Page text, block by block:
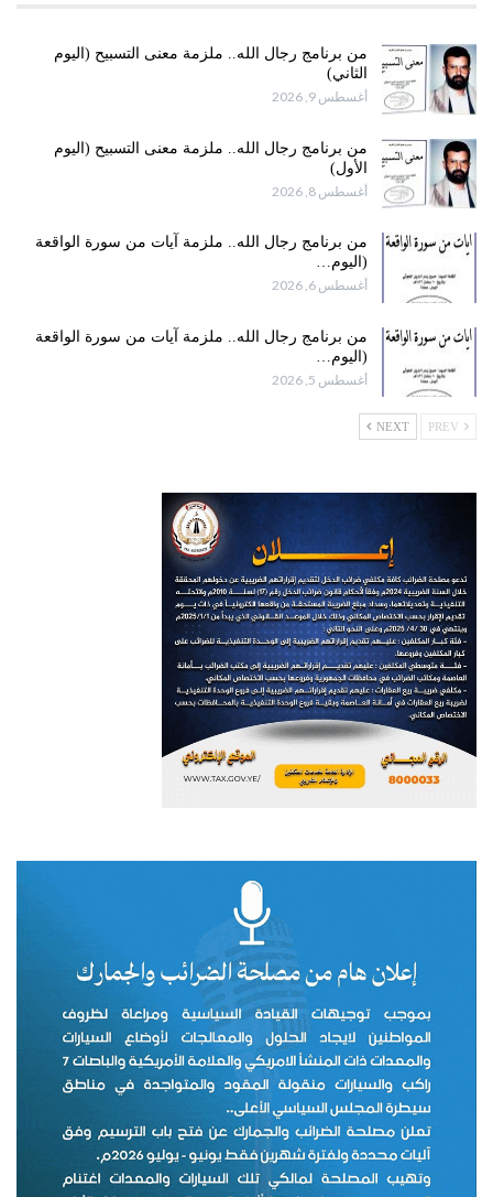
من برنامج رجال الله.. ملزمة معنى التسبيح (اليوم
الثاني)
أغسطس 9, 2026
من برنامج رجال الله.. ملزمة معنى التسبيح (اليوم
الأول)
أغسطس 8, 2026
من برنامج رجال الله.. ملزمة آيات من سورة الواقعة
(اليوم…
أغسطس 6, 2026
من برنامج رجال الله.. ملزمة آيات من سورة الواقعة
(اليوم…
أغسطس 5, 2026
NEXT